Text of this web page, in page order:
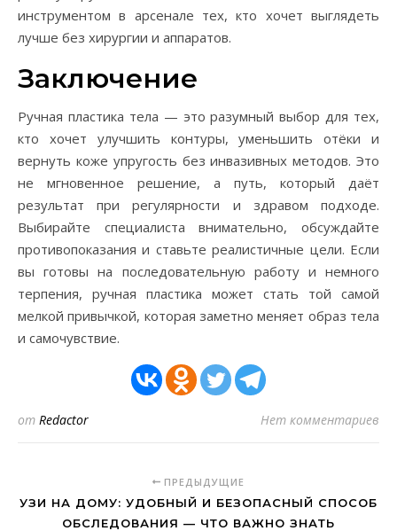
инструментом в арсенале тех, кто хочет выглядеть
лучше без хирургии и аппаратов.
Заключение
Ручная пластика тела — это разумный выбор для тех,
кто хочет улучшить контуры, уменьшить отёки и
вернуть коже упругость без инвазивных методов. Это
не мгновенное решение, а путь, который даёт
результат при регулярности и здравом подходе.
Выбирайте специалиста внимательно, обсуждайте
противопоказания и ставьте реалистичные цели. Если
вы готовы на последовательную работу и немного
терпения, ручная пластика может стать той самой
мелкой привычкой, которая заметно меняет образ тела
и самочувствие.
от Redactor Нет комментариев
ПРЕДЫДУЩИЕ
УЗИ НА ДОМУ: УДОБНЫЙ И БЕЗОПАСНЫЙ СПОСОБ
ОБСЛЕДОВАНИЯ — ЧТО ВАЖНО ЗНАТЬ